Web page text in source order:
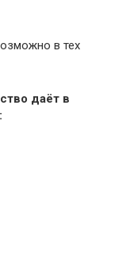
в тех
даёт в